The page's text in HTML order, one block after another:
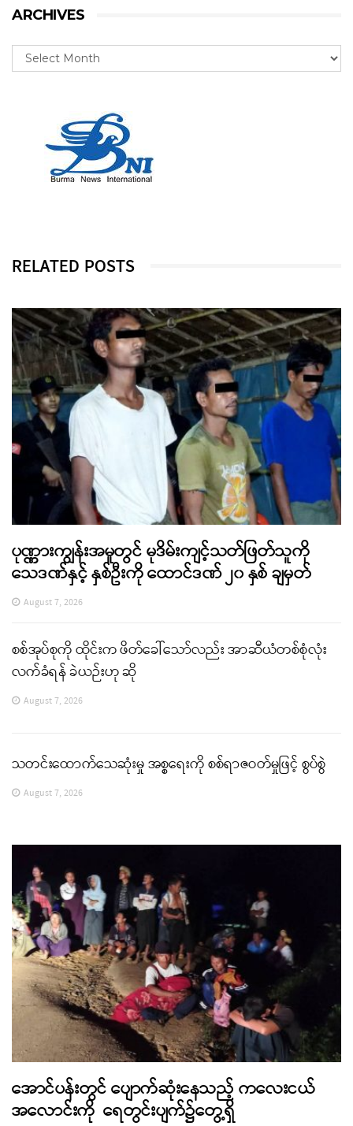
ARCHIVES
RELATED POSTS
ပုဏ္ဏားကျွန်းအမှုတွင် မုဒိမ်းကျင့်သတ်ဖြတ်သူကို
သေဒဏ်နှင့် နှစ်ဦးကို ထောင်ဒဏ် ၂၀ နှစ် ချမှတ်
August 7, 2026
စစ်အုပ်စုကို ထိုင်းက ဖိတ်ခေါ်သော်လည်း အာဆီယံတစ်စုံလုံး
လက်ခံရန် ခဲယဉ်းဟု ဆို
August 7, 2026
သတင်းထောက်သေဆုံးမှု အစ္စရေးကို စစ်ရာဇဝတ်မှုဖြင့် စွပ်စွဲ
August 7, 2026
အောင်ပန်းတွင် ပျောက်ဆုံးနေသည့် ကလေးငယ်
အလောင်းကို ရေတွင်းပျက်၌တွေ့ရှိ